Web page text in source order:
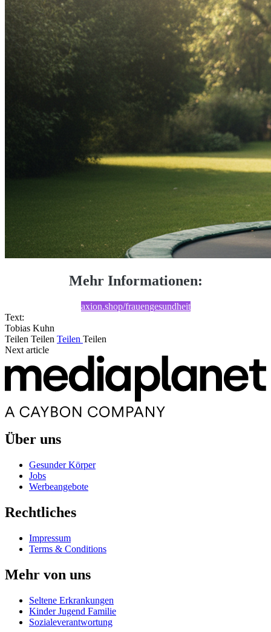
Mehr Informationen:
axion.shop/frauengesundheit
Text:
Tobias Kuhn
Teilen Teilen Teilen Teilen
Next article
Über uns
Gesunder Körper
Jobs
Werbeangebote
Rechtliches
Impressum
Terms & Conditions
Mehr von uns
Seltene Erkrankungen
Kinder Jugend Familie
Sozialeverantwortung